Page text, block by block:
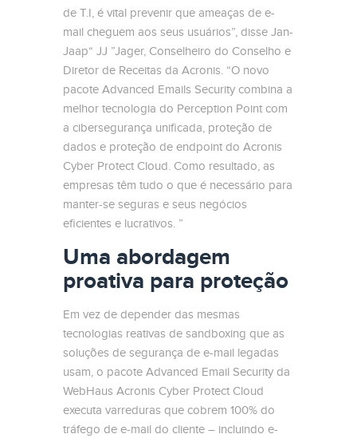
de T.I, é vital prevenir que ameaças de e-
mail cheguem aos seus usuários”, disse Jan-
Jaap“ JJ ”Jager, Conselheiro do Conselho e
Diretor de Receitas da Acronis. “O novo
pacote Advanced Emails Security combina a
melhor tecnologia do Perception Point com
a cibersegurança unificada, proteção de
dados e proteção de endpoint do Acronis
Cyber ​​Protect Cloud. Como resultado, as
empresas têm tudo o que é necessário para
manter-se seguras e seus negócios
eficientes e lucrativos. ”
Uma abordagem
proativa para proteção
Em vez de depender das mesmas
tecnologias reativas de sandboxing que as
soluções de segurança de e-mail legadas
usam, o pacote Advanced Email Security da
WebHaus Acronis Cyber ​​Protect Cloud
executa varreduras que cobrem 100% do
tráfego de e-mail do cliente – incluindo e-